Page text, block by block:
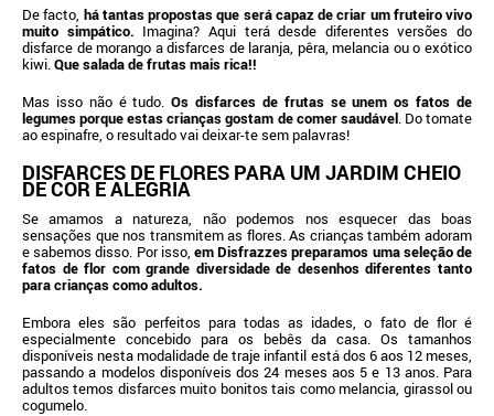
De facto, há tantas propostas que será capaz de criar um fruteiro vivo
muito simpático. Imagina? Aqui terá desde diferentes versões do
disfarce de morango a disfarces de laranja, pêra, melancia ou o exótico
kiwi.Que salada de frutas mais rica!!
Mas isso não é tudo.Os disfarces de frutas se unem os fatos de
legumes porque estas crianças gostam de comer saudável. Do tomate
ao espinafre, o resultado vai deixar-te sem palavras!
DISFARCES DE FLORES PARA UM JARDIM CHEIO
DE COR E ALEGRIA
Se amamos a natureza, não podemos nos esquecer das boas
sensações que nos transmitem as flores. As crianças também adoram
e sabemos disso. Por isso, em Disfrazzes preparamos uma seleção de
fatos de flor com grande diversidade de desenhos diferentes tanto
para crianças como adultos.
Embora eles são perfeitos para todas as idades, o fato de flor é
especialmente concebido para os bebês da casa. Os tamanhos
disponíveis nesta modalidade de traje infantil está dos 6 aos 12 meses,
passando a modelos disponíveis dos 24 meses aos 5 e 13 anos. Para
adultos temos disfarces muito bonitos tais como melancia, girassol ou
cogumelo.